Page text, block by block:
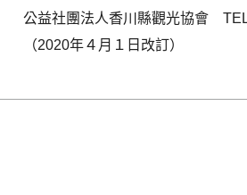
公益社團法人香川縣觀光協會
（2020年４月１日改訂）